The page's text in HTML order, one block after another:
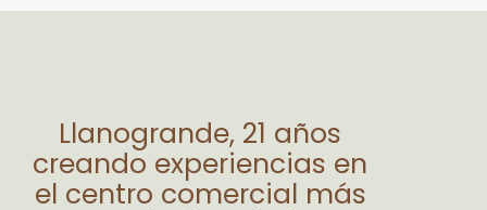
Llanogrande, 21 años
creando experiencias en
el centro comercial más